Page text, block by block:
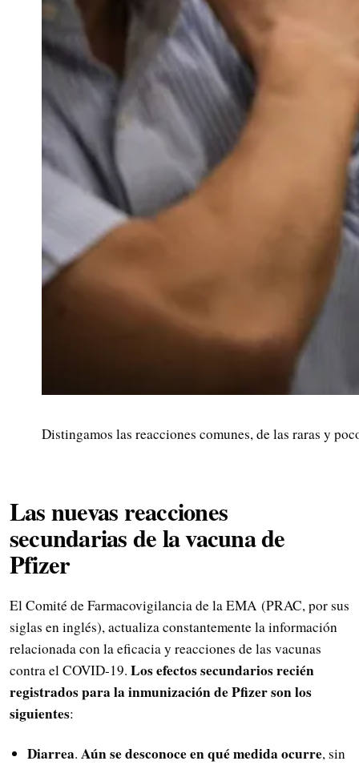
Distingamos las reacciones comunes, de las raras y
Las nuevas reacciones
secundarias de la vacuna de
Pfizer
El Comité de Farmacovigilancia de la EMA (PRAC, por sus
siglas en inglés), actualiza constantemente la información
relacionada con la eficacia y reacciones de las vacunas
contra el COVID-19. Los efectos secundarios recién
registrados para la inmunización de Pfizer son los
siguientes:
Diarrea. Aún se desconoce en qué medida ocurre, sin